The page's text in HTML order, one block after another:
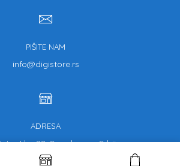
PIŠITE NAM
info@digistore.rs
ADRESA
I br. 22, Smederevo, Srbija